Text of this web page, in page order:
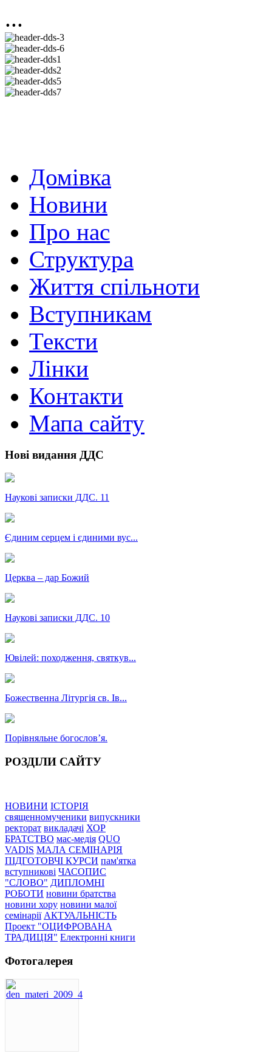
...
Домівка
Новини
Про нас
Структура
Життя спільноти
Вступникам
Тексти
Лінки
Контакти
Мапа сайту
Нові видання ДДС
Наукові записки ДДС. 11
Єдиним серцем і єдиними вус...
Церква – дар Божий
Наукові записки ДДС. 10
Ювілей: походження, святкув...
Божественна Літургія св. Ів...
Порівняльне богословʼя.
РОЗДІЛИ САЙТУ
НОВИНИ ІСТОРІЯ
священномученики випускники
ректорат викладачі ХОР
БРАТСТВО мас-медія QUO
VADIS МАЛА СЕМІНАРІЯ
ПІДГОТОВЧІ КУРСИ пам'ятка
вступникові ЧАСОПИС
"СЛОВО" ДИПЛОМНІ
РОБОТИ новини братства
новини хору новини малої
семінарії АКТУАЛЬНІСТЬ
Проект "ОЦИФРОВАНА
ТРАДИЦІЯ" Електронні книги
Фотогалерея